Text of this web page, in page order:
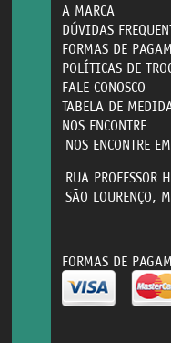
A MARCA
DÚVIDAS
FORMAS DE
POLÍTICAS DE
FALE CONOSCO
TABELA DE
NOS ENCONTRE
NOS ENCONTRE
RUA PROFESSOR
SÃO LOURENÇO,
FORMAS DE